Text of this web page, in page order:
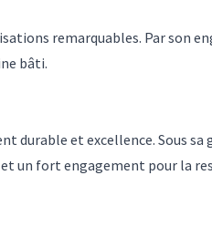
remarquables. Par son
bâti.
durable et excellence. Sous sa
un fort engagement pour la